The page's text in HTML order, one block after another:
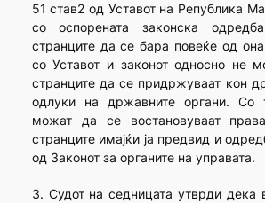
51 став2 од Уставот на Република
со оспорената законска
странците да се бара повеќе од
со Уставот и законот односно не
странците да се придржуваат кон
одлуки на државните органи. Со
можат да се востановуваат
странците имајќи ја предвид и
од Законот за органите на управата.
3. Судот на седницата утврди дека